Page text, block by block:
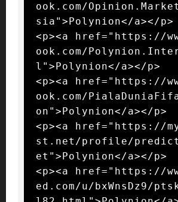
ook.com/
sia">Polynion</a></p>
<p><a href="https://
ook.com/
l">Polynion</a></p>
<p><a href="https://
ook.com/
on">Polynion</a></p>
<p><a href="https://
st.net/profile/
et">Polynion</a></p>
<p><a href="https://
ed.com/u/bxWnsDz9/